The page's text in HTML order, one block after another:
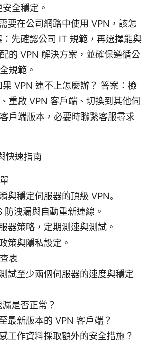
全穩定。
要在公司網路中使用 VPN，該怎
：先確認公司 IT 規範，再選擇能與
的 VPN 解決方案，並確保遵循公
規範。
果 VPN 連不上怎麼辦？ 答案：檢
重啟 VPN 客戶端、切換到其他伺
戶端版本，必要時聯繫客服尋求
快速指南
與穩定伺服器的頂級 VPN。
防洩漏與自動重新連線。
器策略，定期測速與測試。
策與隱私設定。
表
試至少兩個伺服器的速度與穩定
是否正常？
最新版本的 VPN 客戶端？
工作資料採取額外的安全措施？